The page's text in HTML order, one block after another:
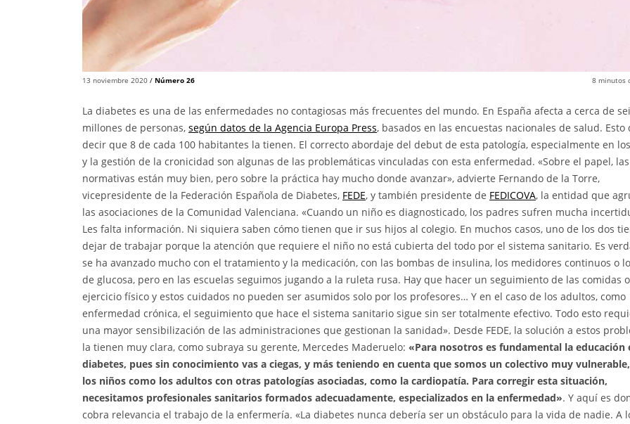
13 noviembre 2020 / Número 26 8 minutos
La diabetes es una de las enfermedades no contagiosas más frecuentes del mundo. En España afecta a cerca de
millones de personas, según datos de la Agencia Europa Press, basados en las encuestas nacionales de salud. Esto
decir que 8 de cada 100 habitantes la tienen. El correcto abordaje del debut de esta patología, especialmente en
y la gestión de la cronicidad son algunas de las problemáticas vinculadas con esta enfermedad. «Sobre el papel, las
normativas están muy bien, pero sobre la práctica hay mucho donde avanzar», advierte Fernando de la Torre,
vicepresidente de la Federación Española de Diabetes, FEDE, y también presidente de FEDICOVA, la entidad que
las asociaciones de la Comunidad Valenciana. «Cuando un niño es diagnosticado, los padres sufren mucha
Les falta información. Ni siquiera saben cómo tienen que ir sus hijos al colegio. En muchos casos, uno de los dos
dejar de trabajar porque la atención que requiere el niño no está cubierta del todo por el sistema sanitario. Es
se ha avanzado mucho con el tratamiento y la medicación, con las bombas de insulina, los medidores continuos o
de glucosa, pero en las escuelas seguimos jugando a la ruleta rusa. Hay que hacer un seguimiento de las comidas
ejercicio físico y estos cuidados no pueden ser asumidos solo por los profesores… Y en el caso de los adultos, como
enfermedad crónica, el seguimiento que hace el sistema sanitario sigue sin ser totalmente efectivo. Todo esto
una mayor sensibilización de las administraciones que gestionan la sanidad». Desde FEDE, la solución a estos
la tienen muy clara, como subraya su gerente, Mercedes Maderuelo: «Para nosotros es fundamental la educación
diabetes, pues sin conocimiento vas a ciegas, y más teniendo en cuenta que somos un colectivo muy
los niños como los adultos con otras patologías asociadas, como la cardiopatía. Para corregir esta situación,
necesitamos profesionales sanitarios formados adecuadamente, especializados en la enfermedad». Y aquí es
cobra relevancia el trabajo de la enfermería. «La diabetes nunca debería ser un obstáculo para la vida de nadie. A